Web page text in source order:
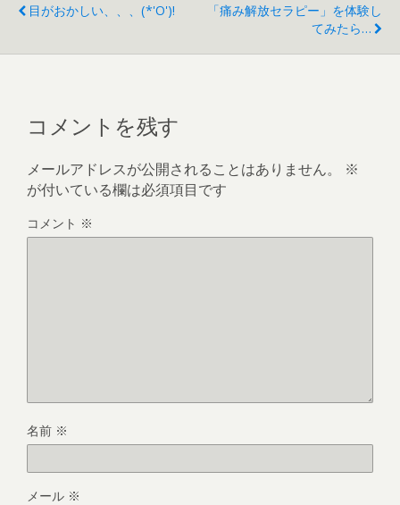
目がおかしい、、、(*'o')!
「痛み解放セラピー」を体験し
てみたら…
コメントを残す
メールアドレスが公開されることはありません。
※
が付いている欄は必須項目です
コメント ※
名前 ※
メール ※